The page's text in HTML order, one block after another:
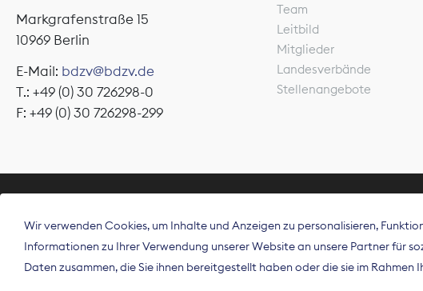
Markgrafenstraße 15
10969 Berlin
E-Mail: bdzv@bdzv.de
T.: +49 (0) 30 726298-0
F: +49 (0) 30 726298-299
Team
Leitbild
Mitglieder
Landesverbände
Stellenangebote
Der Bundesverband
Spitzenorganisation
Deutschland und auf
Wir verwenden Cookies, um Inhalte und Anzeigen zu personalisieren,
Informationen zu Ihrer Verwendung unserer Website an unsere Partner für
Daten zusammen, die Sie ihnen bereitgestellt haben oder die sie im